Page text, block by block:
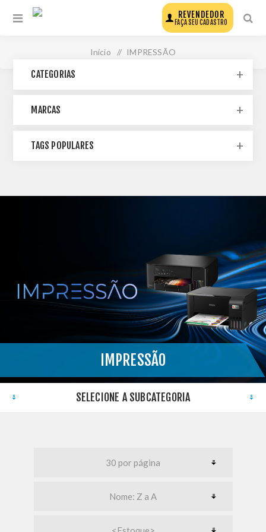
REVENDEDOR
FAÇA SEU CADASTRO
Início / IMPRESSÃO
}
IMPRESSÃO
SELECIONE A SUBCATEGORIA
CATEGORIAS
MARCAS
TAGS POPULARES